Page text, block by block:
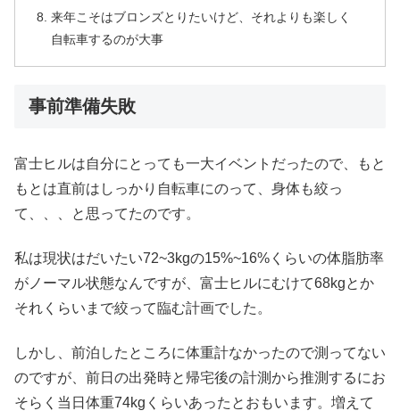
来年こそはブロンズとりたいけど、それよりも楽しく
自転車するのが大事
事前準備失敗
富士ヒルは自分にとっても一大イベントだったので、もと
もとは直前はしっかり自転車にのって、身体も絞っ
て、、、と思ってたのです。
私は現状はだいたい72~3kgの15%~16%くらいの体脂肪率
がノーマル状態なんですが、富士ヒルにむけて68kgとか
それくらいまで絞って臨む計画でした。
しかし、前泊したところに体重計なかったので測ってない
のですが、前日の出発時と帰宅後の計測から推測するにお
そらく当日体重74kgくらいあったとおもいます。増えて